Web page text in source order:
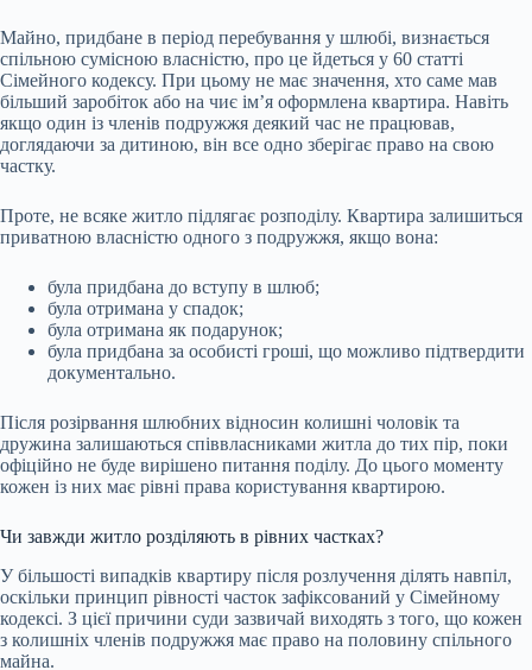
Майно, придбане в період перебування у шлюбі, визнається
спільною сумісною власністю, про це йдеться у 60 статті
Сімейного кодексу. При цьому не має значення, хто саме мав
більший заробіток або на чиє ім’я оформлена квартира. Навіть
якщо один із членів подружжя деякий час не працював,
доглядаючи за дитиною, він все одно зберігає право на свою
частку.
Проте, не всяке житло підлягає розподілу. Квартира залишиться
приватною власністю одного з подружжя, якщо вона:
була придбана до вступу в шлюб;
була отримана у спадок;
була отримана як подарунок;
була придбана за особисті гроші, що можливо підтвердити
документально.
Після розірвання шлюбних відносин колишні чоловік та
дружина залишаються співвласниками житла до тих пір, поки
офіційно не буде вирішено питання поділу. До цього моменту
кожен із них має рівні права користування квартирою.
Чи завжди житло розділяють в рівних частках?
У більшості випадків квартиру після розлучення ділять навпіл,
оскільки принцип рівності часток зафіксований у Сімейному
кодексі. З цієї причини суди зазвичай виходять з того, що кожен
з колишніх членів подружжя має право на половину спільного
майна.